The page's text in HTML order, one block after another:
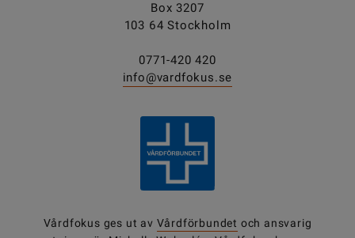
Box 3207
103 64 Stockholm
0771-420 420
info@vardfokus.se
Vårdfokus ges ut av Vårdförbundet och ansvarig